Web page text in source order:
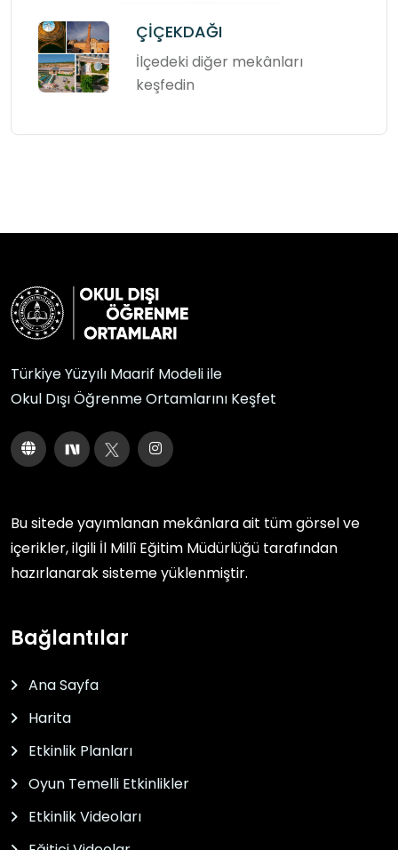
ÇİÇEKDAĞI
İlçedeki diğer mekânları
keşfedin
Türkiye Yüzyılı Maarif Modeli ile
Okul Dışı Öğrenme Ortamlarını Keşfet
Bu sitede yayımlanan mekânlara ait tüm görsel ve
içerikler, ilgili İl Millî Eğitim Müdürlüğü tarafından
hazırlanarak sisteme yüklenmiştir.
Bağlantılar
Ana Sayfa
Harita
Etkinlik Planları
Oyun Temelli Etkinlikler
Etkinlik Videoları